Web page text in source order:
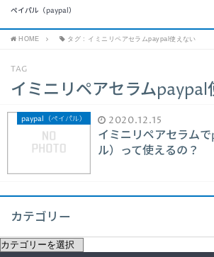
ペイパル（paypal）
HOME タグ : イミニリペアセラムpaypal使えない
TAG
イミニリペアセラムpaypal
paypal（ペイパル） 2020.12.15
イミニリペアセラム
ル）って使えるの？
カテゴリー